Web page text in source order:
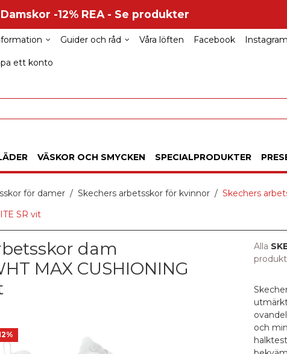
Damskor -12% REA - Se produkter
Guider och råd Våra löften Facebook Instagram
ett konto
VÄSKOR OCH SMYCKEN SPECIALPRODUKTER
för damer Skechers arbetsskor för kvinnor
Skechers
SR vit
dam
MAX CUSHIONING
Alla
och